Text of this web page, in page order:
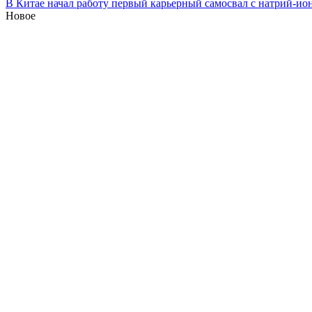
В Китае начал работу первый карьерный самосвал с натрий-
Новое